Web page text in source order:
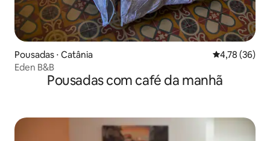
Pousadas ⋅ Catânia 4,78 de uma
4,78 (36)
Eden B&B
Pousadas com café da manhã